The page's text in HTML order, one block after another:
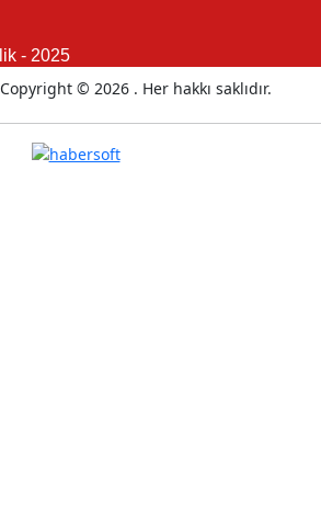
- 2025
Copyright © 2026 . Her hakkı saklıdır.